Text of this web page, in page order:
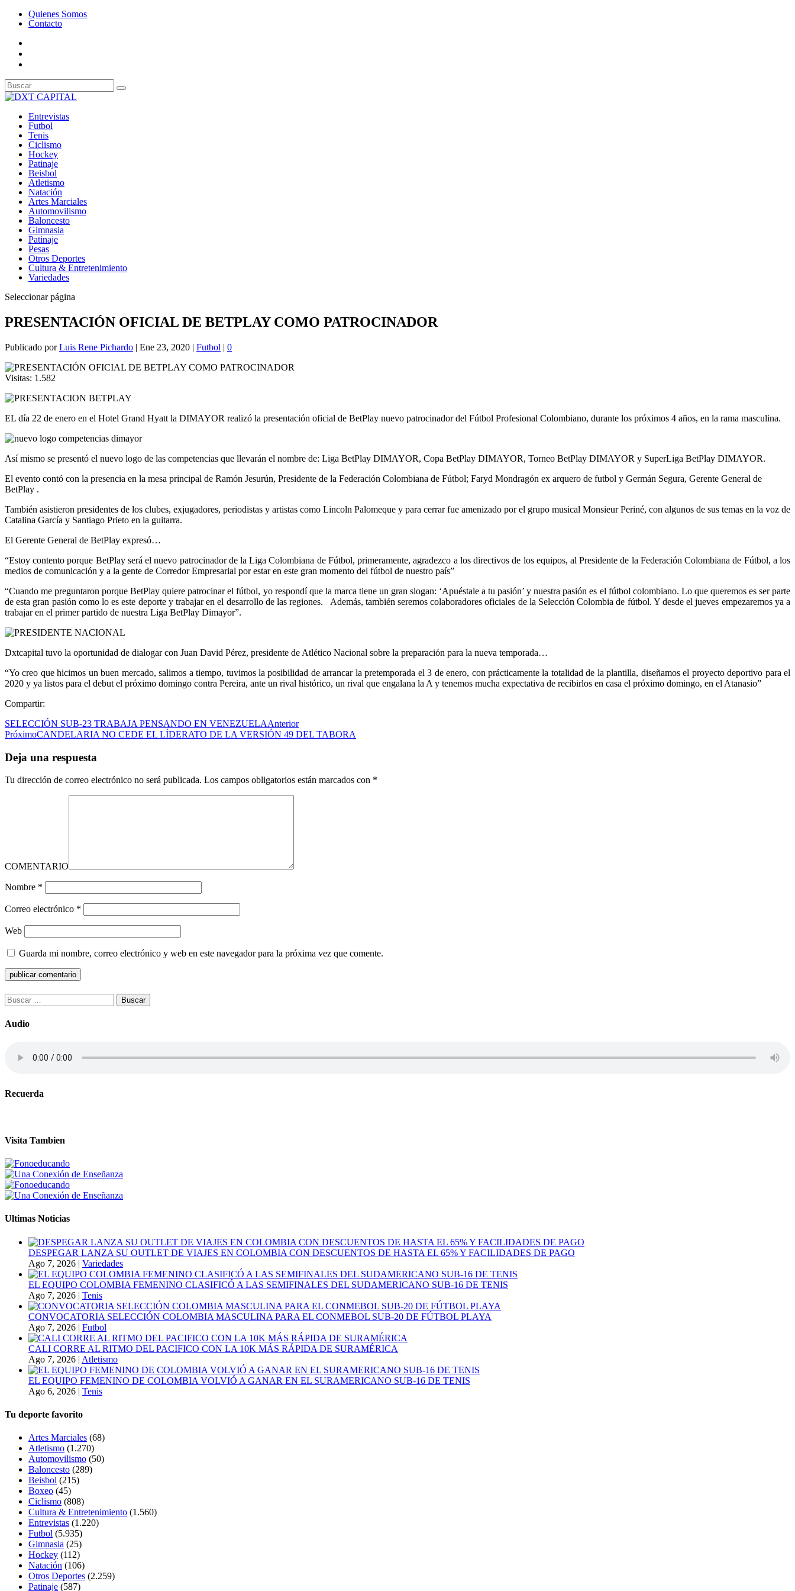
Quienes Somos
Contacto
Entrevistas
Futbol
Tenis
Ciclismo
Hockey
Patinaje
Beisbol
Atletismo
Natación
Artes Marciales
Automovilismo
Baloncesto
Gimnasia
Patinaje
Pesas
Otros Deportes
Cultura & Entretenimiento
Variedades
Seleccionar página
PRESENTACIÓN OFICIAL DE BETPLAY COMO PATROCINADOR
Publicado porLuis Rene Pichardo | Ene 23, 2020 | Futbol | 0
Visitas: 1.582
EL día 22 de enero en el Hotel Grand Hyatt la DIMAYOR realizó la presentación oficial de BetPlay nuevo patrocinador del Fútbol Profesional Colombiano, durante los próximos 4 años, en la rama masculina.
Así mismo se presentó el nuevo logo de las competencias que llevarán el nombre de: Liga BetPlay DIMAYOR, Copa BetPlay DIMAYOR, Torneo BetPlay DIMAYOR y SuperLiga BetPlay DIMAYOR.
El evento contó con la presencia en la mesa principal de Ramón Jesurún, Presidente de la Federación Colombiana de Fútbol; Faryd Mondragón ex arquero de futbol y Germán Segura, Gerente General de
BetPlay .
También asistieron presidentes de los clubes, exjugadores, periodistas y artistas como Lincoln Palomeque y para cerrar fue amenizado por el grupo musical Monsieur Periné, con algunos de sus temas en la voz de
Catalina García y Santiago Prieto en la guitarra.
El Gerente General de BetPlay expresó…
“Estoy contento porque BetPlay será el nuevo patrocinador de la Liga Colombiana de Fútbol, primeramente, agradezco a los directivos de los equipos, al Presidente de la Federación Colombiana de Fútbol, a los
medios de comunicación y a la gente de Corredor Empresarial por estar en este gran momento del fútbol de nuestro país”
“Cuando me preguntaron porque BetPlay quiere patrocinar el fútbol, yo respondí que la marca tiene un gran slogan: ‘Apuéstale a tu pasión’ y nuestra pasión es el fútbol colombiano. Lo que queremos es ser parte
de esta gran pasión como lo es este deporte y trabajar en el desarrollo de las regiones. Además, también seremos colaboradores oficiales de la Selección Colombia de fútbol. Y desde el jueves empezaremos ya a
trabajar en el primer partido de nuestra Liga BetPlay Dimayor”.
Dxtcapital tuvo la oportunidad de dialogar con Juan David Pérez, presidente de Atlético Nacional sobre la preparación para la nueva temporada…
“Yo creo que hicimos un buen mercado, salimos a tiempo, tuvimos la posibilidad de arrancar la pretemporada el 3 de enero, con prácticamente la totalidad de la plantilla, diseñamos el proyecto deportivo para el
2020 y ya listos para el debut el próximo domingo contra Pereira, ante un rival histórico, un rival que engalana la A y tenemos mucha expectativa de recibirlos en casa el próximo domingo, en el Atanasio”
Compartir:
SELECCIÓN SUB-23 TRABAJA PENSANDO EN VENEZUELAAnterior
PróximoCANDELARIA NO CEDE EL LÍDERATO DE LA VERSIÓN 49 DEL TABORA
Deja una respuesta
Tu dirección de correo electrónico no será publicada. Los campos obligatorios están marcados con *
COMENTARIO
Nombre *
Correo electrónico *
Web
Guarda mi nombre, correo electrónico y web en este navegador para la próxima vez que comente.
Buscar:
Audio
Recuerda
Visita Tambien
Ultimas Noticias
DESPEGAR LANZA SU OUTLET DE VIAJES EN COLOMBIA CON DESCUENTOS DE HASTA EL 65% Y FACILIDADES DE PAGO
Ago 7, 2026 | Variedades
EL EQUIPO COLOMBIA FEMENINO CLASIFICÓ A LAS SEMIFINALES DEL SUDAMERICANO SUB-16 DE TENIS
Ago 7, 2026 | Tenis
CONVOCATORIA SELECCIÓN COLOMBIA MASCULINA PARA EL CONMEBOL SUB-20 DE FÚTBOL PLAYA
Ago 7, 2026 | Futbol
CALI CORRE AL RITMO DEL PACIFICO CON LA 10K MÁS RÁPIDA DE SURAMÉRICA
Ago 7, 2026 | Atletismo
EL EQUIPO FEMENINO DE COLOMBIA VOLVIÓ A GANAR EN EL SURAMERICANO SUB-16 DE TENIS
Ago 6, 2026 | Tenis
Tu deporte favorito
Artes Marciales (68)
Atletismo (1.270)
Automovilismo (50)
Baloncesto (289)
Beisbol (215)
Boxeo (45)
Ciclismo (808)
Cultura & Entretenimiento (1.560)
Entrevistas (1.220)
Futbol (5.935)
Gimnasia (25)
Hockey (112)
Natación (106)
Otros Deportes (2.259)
Patinaje (587)